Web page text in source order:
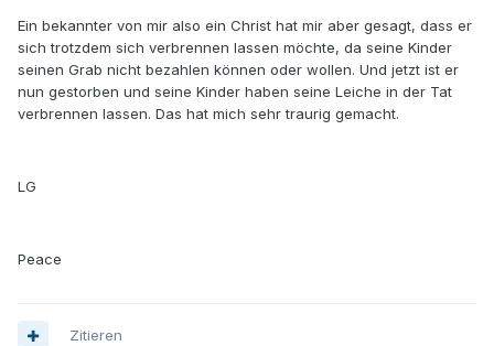
Ein bekannter von mir also ein Christ hat mir aber gesagt, dass er
sich trotzdem sich verbrennen lassen möchte, da seine Kinder
seinen Grab nicht bezahlen können oder wollen. Und jetzt ist er
nun gestorben und seine Kinder haben seine Leiche in der Tat
verbrennen lassen. Das hat mich sehr traurig gemacht.
LG
Peace
Zitieren